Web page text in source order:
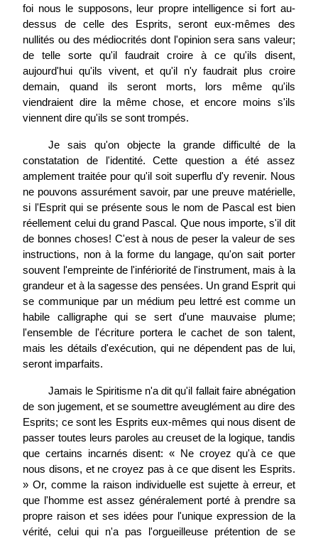
foi nous le supposons, leur propre intelligence si fort au-
dessus de celle des Esprits, seront eux-mêmes des
nullités ou des médiocrités dont l'opinion sera sans valeur;
de telle sorte qu'il faudrait croire à ce qu'ils disent,
aujourd'hui qu'ils vivent, et qu'il n'y faudrait plus croire
demain, quand ils seront morts, lors même qu'ils
viendraient dire la même chose, et encore moins s'ils
viennent dire qu'ils se sont trompés.
Je sais qu'on objecte la grande difficulté de la
constatation de l'identité. Cette question a été assez
amplement traitée pour qu'il soit superflu d'y revenir. Nous
ne pouvons assurément savoir, par une preuve matérielle,
si l'Esprit qui se présente sous le nom de Pascal est bien
réellement celui du grand Pascal. Que nous importe, s'il dit
de bonnes choses! C'est à nous de peser la valeur de ses
instructions, non à la forme du langage, qu'on sait porter
souvent l'empreinte de l'infériorité de l'instrument, mais à la
grandeur et à la sagesse des pensées. Un grand Esprit qui
se communique par un médium peu lettré est comme un
habile calligraphe qui se sert d'une mauvaise plume;
l'ensemble de l'écriture portera le cachet de son talent,
mais les détails d'exécution, qui ne dépendent pas de lui,
seront imparfaits.
Jamais le Spiritisme n'a dit qu'il fallait faire abnégation
de son jugement, et se soumettre aveuglément au dire des
Esprits; ce sont les Esprits eux-mêmes qui nous disent de
passer toutes leurs paroles au creuset de la logique, tandis
que certains incarnés disent: « Ne croyez qu'à ce que
nous disons, et ne croyez pas à ce que disent les Esprits.
» Or, comme la raison individuelle est sujette à erreur, et
que l'homme est assez généralement porté à prendre sa
propre raison et ses idées pour l'unique expression de la
vérité, celui qui n'a pas l'orgueilleuse prétention de se